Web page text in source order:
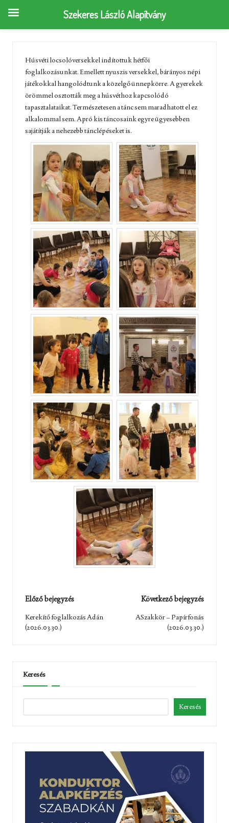
Húsvéti locsolóversekkel indítottuk hétfői
foglalkozásunkat. Emellett nyuszis versekkel, bárányos népi
játékokkal hangolódtunk a közelgő ünnepkörre. A gyerekek
örömmel osztották meg a húsvéthoz kapcsolódó
tapasztalataikat. Természetesen a tánc sem maradhatott el ez
alkalommal sem. Apró kis táncosaink egyre ügyesebben
sajátítják a nehezebb tánclépéseket is.
Post
navigation
Előző bejegyzés
Kerekítő foglalkozás Adán
(2026.03.30.)
Következő bejegyzés
ASzakkör – Papírfonás
(2026.03.30.)
Keresés
Keresés
Szekeres László Alapítvány